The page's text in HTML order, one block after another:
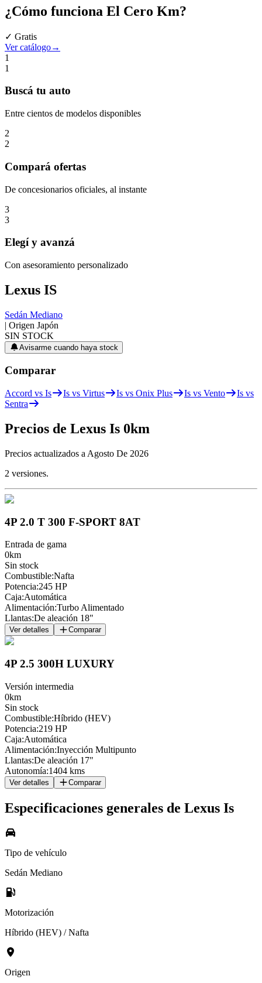
¿Cómo funciona El Cero Km?
✓ Gratis
Ver catálogo→
1
1
Buscá tu auto
Entre cientos de modelos disponibles
2
2
Compará ofertas
De concesionarios oficiales, al instante
3
3
Elegí y avanzá
Con asesoramiento personalizado
Lexus IS
Sedán Mediano
| Origen Japón
SIN STOCK
Avisarme cuando haya stock
Comparar
Accord vs Is Is vs Virtus Is vs Onix Plus Is vs Vento
Is vs
Sentra
Precios de Lexus Is 0km
Precios actualizados a Agosto De 2026
2 versiones.
4P 2.0 T 300 F-SPORT 8AT
Entrada de gama
0km
Sin stock
Combustible:Nafta
Potencia:245 HP
Caja:Automática
Alimentación:Turbo Alimentado
Llantas:De aleación 18"
Ver detalles Comparar
4P 2.5 300H LUXURY
Versión intermedia
0km
Sin stock
Combustible:Híbrido (HEV)
Potencia:219 HP
Caja:Automática
Alimentación:Inyección Multipunto
Llantas:De aleación 17"
Autonomía:1404 kms
Ver detalles Comparar
Especificaciones generales de Lexus Is
Tipo de vehículo
Sedán Mediano
Motorización
Híbrido (HEV) / Nafta
Origen